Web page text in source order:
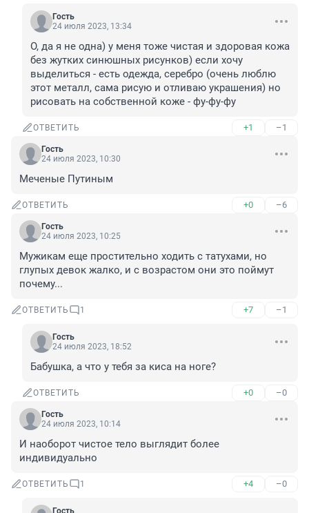
Гость
24 июля 2023, 13:34
О, да я не одна) у меня тоже чистая и здоровая кожа
без жутких синюшных рисунков) если хочу
выделиться - есть одежда, серебро (очень люблю
этот металл, сама рисую и отливаю украшения) но
рисовать на собственной коже - фу-фу-фу
ОТВЕТИТЬ +1 –1
Гость
24 июля 2023, 10:30
Меченые Путиным
ОТВЕТИТЬ +0 –6
Гость
24 июля 2023, 10:25
Мужикам еще простительно ходить с татухами, но
глупых девок жалко, и с возрастом они это поймут
почему...
ОТВЕТИТЬ 1 +7 –1
Гость
24 июля 2023, 18:52
Бабушка, а что у тебя за киса на ноге?
ОТВЕТИТЬ +0 –0
Гость
24 июля 2023, 10:14
И наоборот чистое тело выглядит более
индивидуально
ОТВЕТИТЬ 1 +4 –0
Гость